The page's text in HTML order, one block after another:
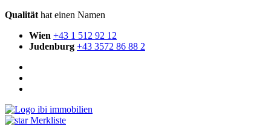
Qualität hat einen Namen
Wien +43 1 512 92 12
Judenburg +43 3572 86 88 2
Merkliste